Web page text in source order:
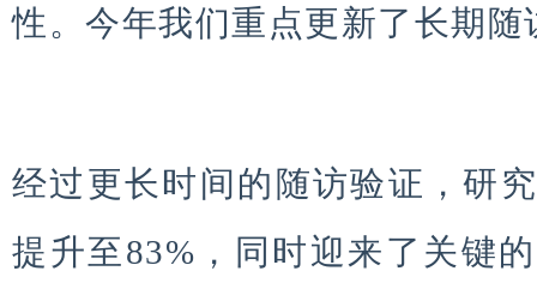
性。今年我们重点更新了长期随
经过更长时间的随访验证，研
提升至83%，同时迎来了关键